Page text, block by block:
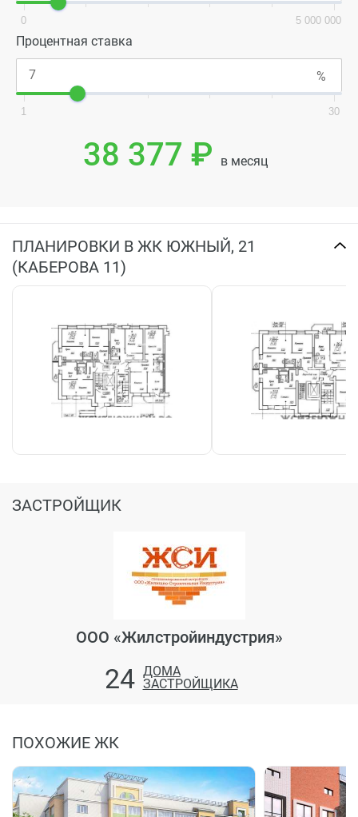
0 5 000 000
Процентная ставка
1 30
38 377 ₽ в месяц
ПЛАНИРОВКИ В ЖК ЮЖНЫЙ, 21
(КАБЕРОВА 11)
ЗАСТРОЙЩИК
ООО «Жилстройиндустрия»
24 ДОМА
ЗАСТРОЙЩИКА
ПОХОЖИЕ ЖК